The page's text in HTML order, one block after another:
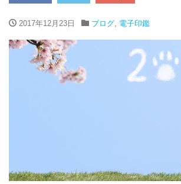
2017年12月23日 ブログ, 電子印鑑